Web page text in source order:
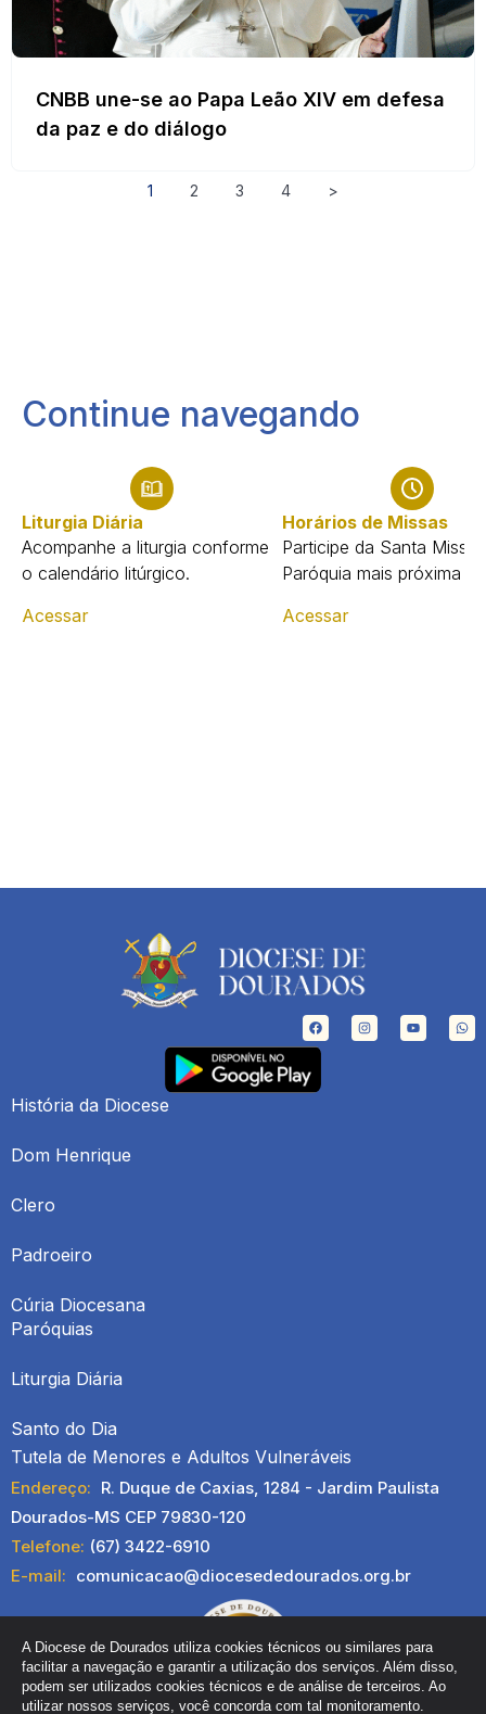
CNBB une-se ao Papa Leão XIV em defesa
da paz e do diálogo
1 2 3 4 >
Continue navegando
Liturgia Diária
Acompanhe a liturgia conforme
o calendário litúrgico.
Acessar
Horários de Missas
Participe da Santa Missa
Paróquia mais próxima
Acessar
História da Diocese
Dom Henrique
Clero
Padroeiro
Cúria Diocesana
Paróquias
Liturgia Diária
Santo do Dia
Tutela de Menores e Adultos Vulneráveis
A Diocese de Dourados utiliza cookies técnicos ou similares para
facilitar a navegação e garantir a utilização dos serviços. Além disso,
podem ser utilizados cookies técnicos e de análise de terceiros. Ao
utilizar nossos serviços, você concorda com tal monitoramento.
Endereço: R. Duque de Caxias, 1284 - Jardim Paulista
Dourados-MS CEP 79830-120
Telefone: (67) 3422-6910
E-mail: comunicacao@diocesededourados.org.br